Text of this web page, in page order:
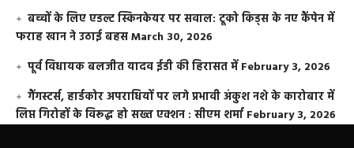
बच्चों के लिए एडल्ट स्किनकेयर पर सवाल: टूको किड्स के नए कैंपेन में
फराह खान ने उठाई बहसMarch 30, 2026
पूर्व विधायक बलजीत यादव ईडी की हिरासत में February 3, 2026
गैंगस्टर्स, हार्डकोर अपराधियों पर लगे प्रभावी अंकुश नशे के कारोबार में
लिप्त गिरोहों के विरूद्ध हो सख्त एक्शन : सीएम शर्मा February 3, 2026